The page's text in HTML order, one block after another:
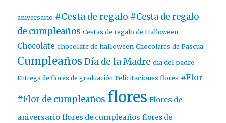
aniversario #Cesta de regalo #Cesta de regalo
de cumpleaños Cestas de regalo de Halloween
Chocolate chocolate de halloween Chocolates de Pascua
Cumpleaños Día de la Madre dia del padre
Entrega de flores de graduación Felicitaciones flores #Flor
#Flor de cumpleaños flores Flores de
aniversario flores de cumpleaños flores de